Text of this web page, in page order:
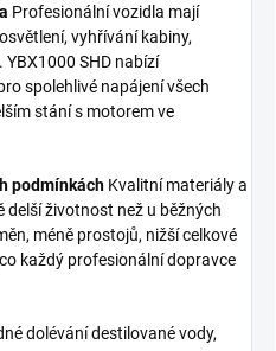
Profesionální vozidla mají
vyhřívání kabiny,
SHD nabízí
spolehlivé napájení všech
stání s motorem ve
podmínkách Kvalitní materiály a
delší životnost než u běžných
méně prostojů, nižší celkové
každý profesionální dopravce
dolévání destilované vody,